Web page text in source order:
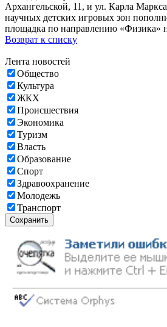
Архангельской, 11, и ул. Карла
научных детских игровых зон
площадка по направлению «Физика»
Возврат к списку
Лента новостей
Общество
Культура
ЖКХ
Происшествия
Экономика
Туризм
Власть
Образование
Спорт
Здравоохранение
Молодежь
Транспорт
Сохранить